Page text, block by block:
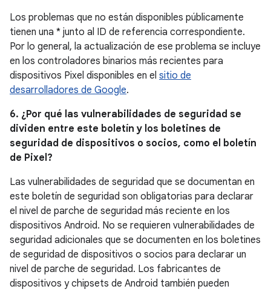
Los problemas que no están disponibles públicamente
tienen una * junto al ID de referencia correspondiente.
Por lo general, la actualización de ese problema se incluye
en los controladores binarios más recientes para
dispositivos Pixel disponibles en el sitio de
desarrolladores de Google.
6. ¿Por qué las vulnerabilidades de seguridad se
dividen entre este boletín y los boletines de
seguridad de dispositivos o socios, como el boletín
de Pixel?
Las vulnerabilidades de seguridad que se documentan en
este boletín de seguridad son obligatorias para declarar
el nivel de parche de seguridad más reciente en los
dispositivos Android. No se requieren vulnerabilidades de
seguridad adicionales que se documenten en los boletines
de seguridad de dispositivos o socios para declarar un
nivel de parche de seguridad. Los fabricantes de
dispositivos y chipsets de Android también pueden